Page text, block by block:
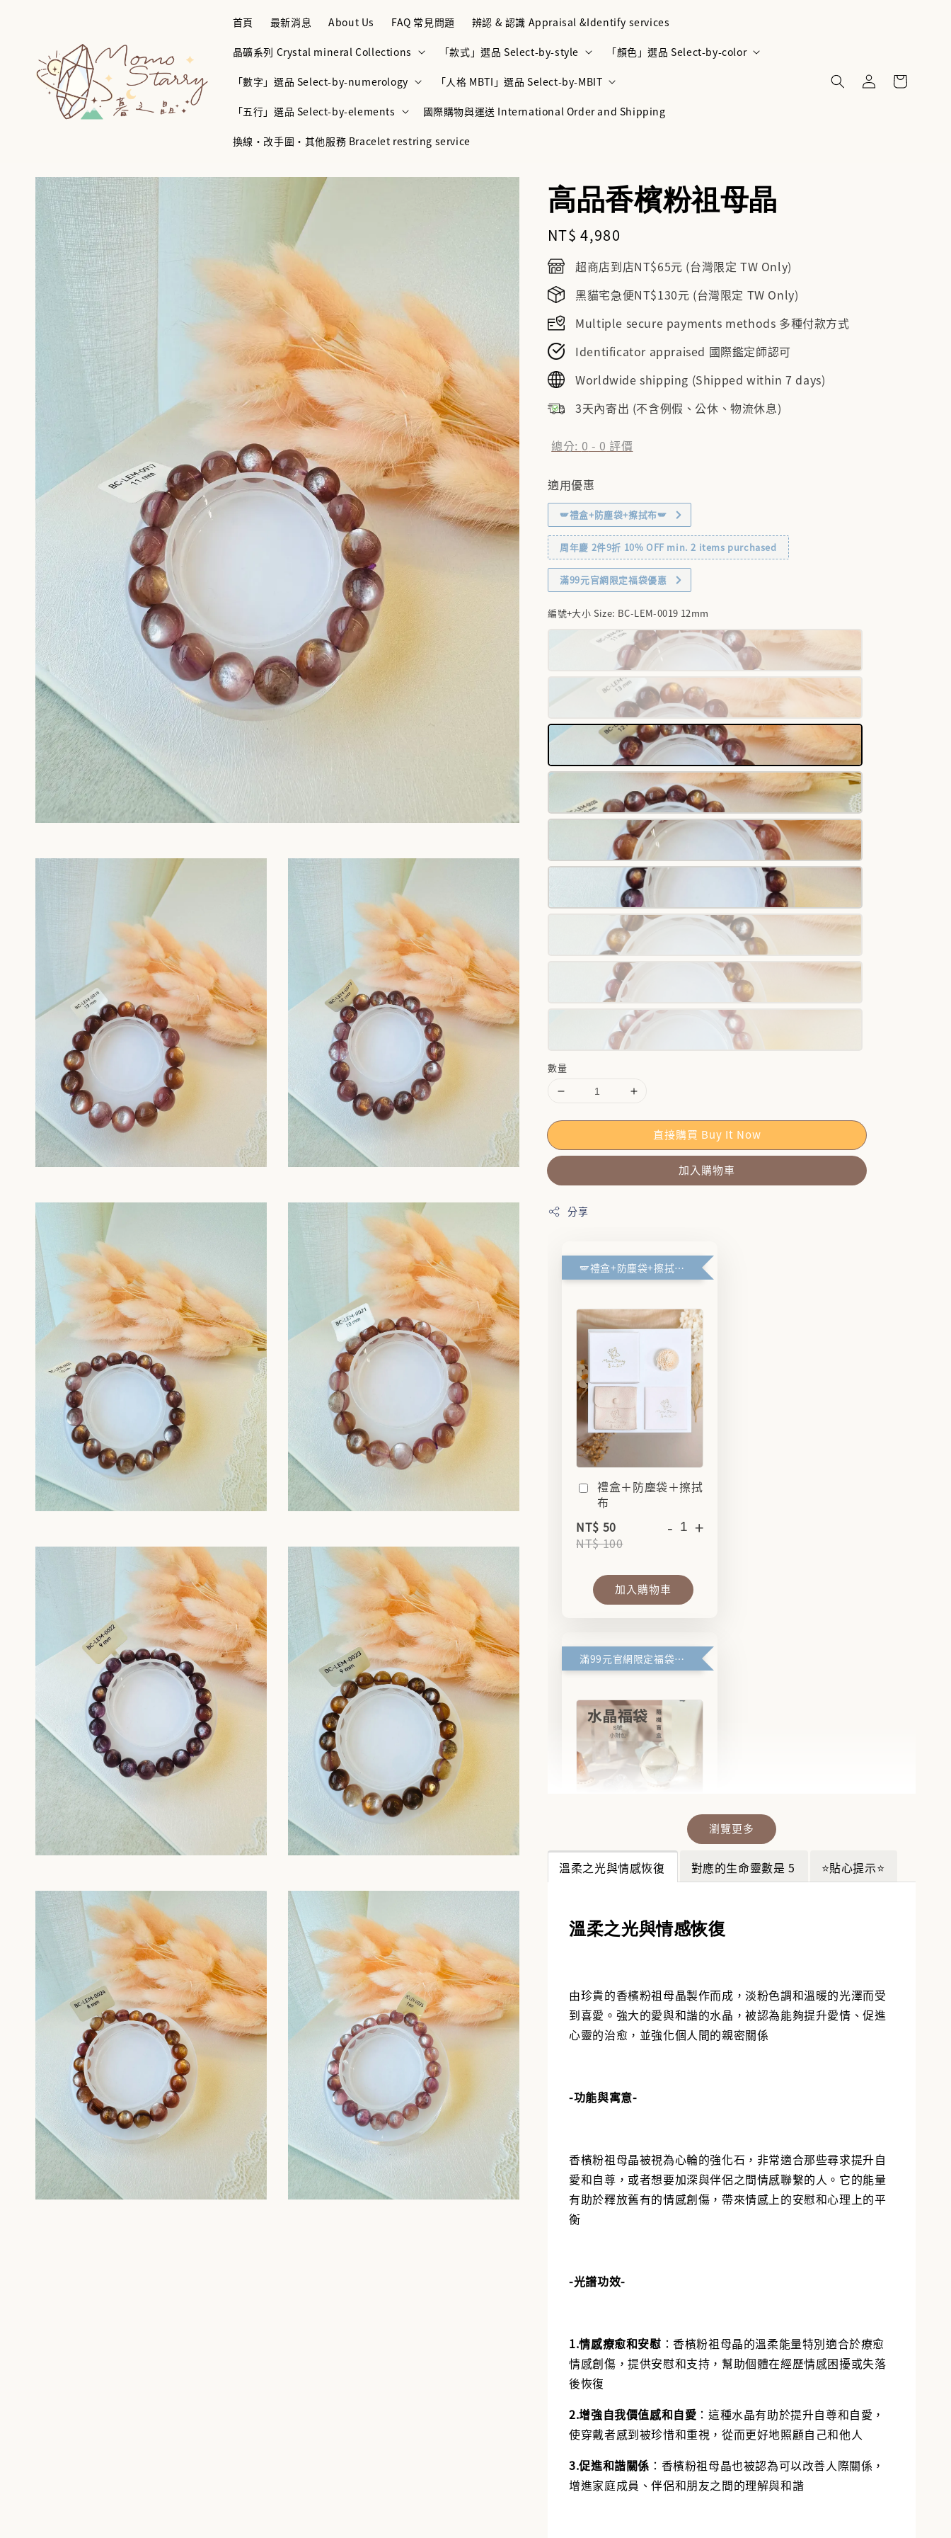
首頁 最新消息 About Us FAQ 常見問題 辨認 & 認識 Appraisal &Identify services
晶礦系列 Crystal mineral Collections 「款式」選品 Select-by-style 「顏色」選品 Select-by-color
「數字」選品 Select-by-numerology 「人格 MBTI」選品 Select-by-MBIT
「五行」選品 Select-by-elements 國際購物與運送 International Order and Shipping
換線・改手圍・其他服務 Bracelet restring service
高品香檳粉祖母晶
Regular
price
NT$ 4,980
超商店到店NT$65元 (台灣限定 TW Only)
黑貓宅急便NT$130元 (台灣限定 TW Only)
Multiple secure payments methods 多種付款方式
Identificator appraised 國際鑑定師認可
Worldwide shipping (Shipped within 7 days)
3天內寄出 (不含例假、公休、物流休息)
總分: 0 - 0 評價
適用優惠
🪽禮盒+防塵袋+擦拭布🪽
周年慶 2件9折 10% OFF min. 2 items purchased
滿99元官網限定福袋優惠
編號+大小 Size: BC-LEM-0019 12mm
數量
直接購買 Buy It Now
加入購物車
分享
🪽禮盒+防塵袋+擦拭布🪽
禮盒＋防塵袋＋擦拭
布
NT$ 50
NT$ 100
- +
加入購物車
滿99元官網限定福袋優惠
搶來的福袋沒中獎？
水晶福袋幫你翻盤💎
NT$ 388
NT$ 488
- +
瀏覽更多
溫柔之光與情感恢復 對應的生命靈數是 5 ⭐貼心提示⭐
溫柔之光與情感恢復
由珍貴的香檳粉祖母晶製作而成，淡粉色調和溫暖的光澤而受
到喜愛。強大的愛與和諧的水晶，被認為能夠提升愛情、促進
心靈的治愈，並強化個人間的親密關係
-功能與寓意-
香檳粉祖母晶被視為心輪的強化石，非常適合那些尋求提升自
愛和自尊，或者想要加深與伴侶之間情感聯繫的人。它的能量
有助於釋放舊有的情感創傷，帶來情感上的安慰和心理上的平
衡
-光譜功效-
1.情感療愈和安慰 ：香檳粉祖母晶的溫柔能量特別適合於療愈
情感創傷，提供安慰和支持，幫助個體在經歷情感困擾或失落
後恢復
2.增強自我價值感和自愛 ： 這種水晶有助於提升自尊和自愛，
使穿戴者感到被珍惜和重視，從而更好地照顧自己和他人
3.促進和諧關係 ： 香檳粉祖母晶也被認為可以改善人際關係，
增進家庭成員、伴侶和朋友之間的理解與和諧